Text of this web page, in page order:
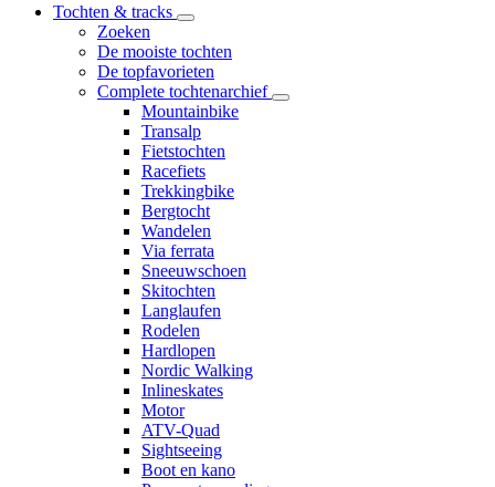
Tochten & tracks
Zoeken
De mooiste tochten
De topfavorieten
Complete tochtenarchief
Mountainbike
Transalp
Fietstochten
Racefiets
Trekkingbike
Bergtocht
Wandelen
Via ferrata
Sneeuwschoen
Skitochten
Langlaufen
Rodelen
Hardlopen
Nordic Walking
Inlineskates
Motor
ATV-Quad
Sightseeing
Boot en kano